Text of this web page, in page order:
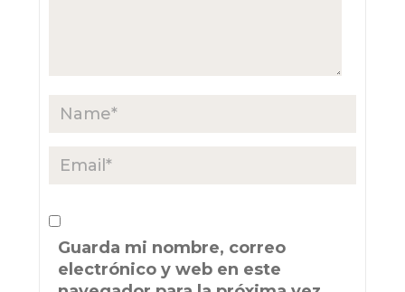
Guarda mi nombre, correo
electrónico y web en este